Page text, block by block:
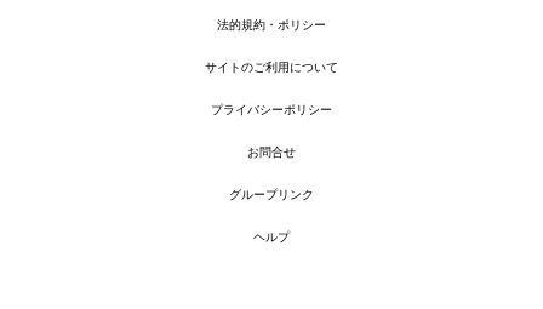
法的規約・ポリシー
サイトのご利用について
プライバシーポリシー
お問合せ
グループリンク
ヘルプ